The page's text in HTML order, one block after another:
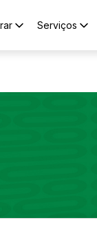
Serviços